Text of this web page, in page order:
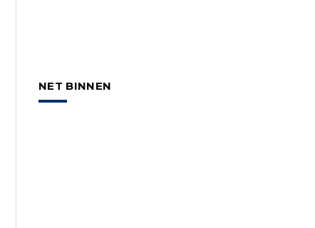
NET BINNEN